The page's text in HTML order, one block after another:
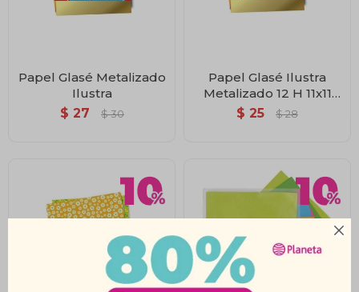

Papel Glasé Metalizado
Ilustra
$ 27 $ 30
Papel Glasé Ilustra
Metalizado 12 H 11x11
Cm
$ 25 $ 28